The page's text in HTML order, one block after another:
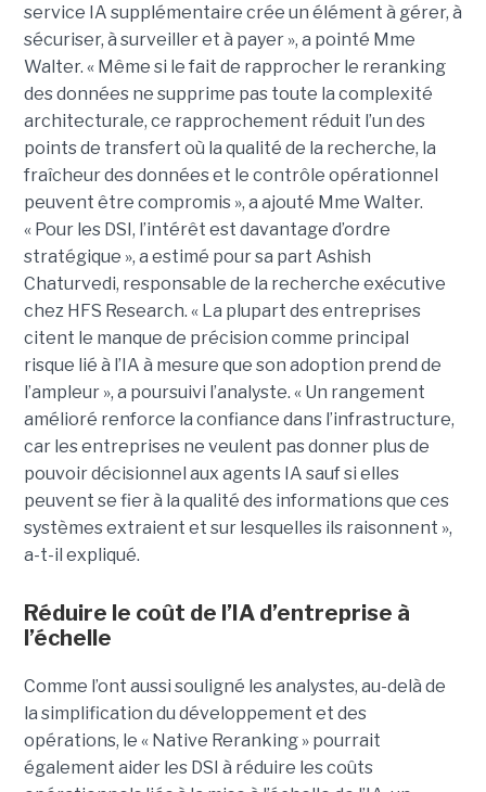
service IA supplémentaire crée un élément à gérer, à
sécuriser, à surveiller et à payer », a pointé Mme
Walter. « Même si le fait de rapprocher le reranking
des données ne supprime pas toute la complexité
architecturale, ce rapprochement réduit l’un des
points de transfert où la qualité de la recherche, la
fraîcheur des données et le contrôle opérationnel
peuvent être compromis », a ajouté Mme Walter.
« Pour les DSI, l’intérêt est davantage d’ordre
stratégique », a estimé pour sa part Ashish
Chaturvedi, responsable de la recherche exécutive
chez HFS Research. « La plupart des entreprises
citent le manque de précision comme principal
risque lié à l’IA à mesure que son adoption prend de
l’ampleur », a poursuivi l’analyste. « Un rangement
amélioré renforce la confiance dans l’infrastructure,
car les entreprises ne veulent pas donner plus de
pouvoir décisionnel aux agents IA sauf si elles
peuvent se fier à la qualité des informations que ces
systèmes extraient et sur lesquelles ils raisonnent »,
a-t-il expliqué.
Réduire le coût de l’IA d’entreprise à
l’échelle
Comme l’ont aussi souligné les analystes, au-delà de
la simplification du développement et des
opérations, le « Native Reranking » pourrait
également aider les DSI à réduire les coûts